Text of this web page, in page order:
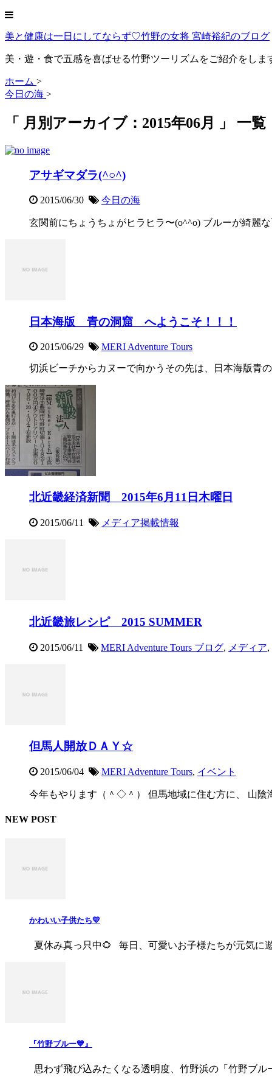
美と健康は一日にしてならず♡竹野の女将 宮崎裕紀のブログ
美・遊・食で五感を喜ばせる竹野ツーリズムをご紹介をしま
ホーム >
今日の海 >
「 月別アーカイブ：2015年06月 」 一覧
アサギマダラ(^○^)
2015/06/30 今日の海
玄関前にちょうちょがヒラヒラ〜(o^^o) ブルーが綺麗
日本海版 青の洞窟 へようこそ！！！
2015/06/29 MERI Adventure Tours
切浜ビーチからカヌーで向かうその先は、日本海版
北近畿経済新聞 2015年6月11日木曜日
2015/06/11 メディア掲載情報
北近畿旅レシピ 2015 SUMMER
2015/06/11 MERI Adventure Tours ブログ, メディア,
但馬人開放ＤＡＹ☆
2015/06/04 MERI Adventure Tours, イベント
今年もやります（＾◇＾） 但馬地域に住む方に、 山陰
NEW POST
かわいい子供たち💛
夏休み真っ只中🌻 毎日、可愛いお子様たちが元気に
『竹野ブルー💙』
思わず飛び込みたくなる透明度、竹野浜の「竹野ブ